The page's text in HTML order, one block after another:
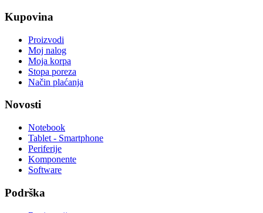
Kupovina
Proizvodi
Moj nalog
Moja korpa
Stopa poreza
Način plaćanja
Novosti
Notebook
Tablet - Smartphone
Periferije
Komponente
Software
Podrška